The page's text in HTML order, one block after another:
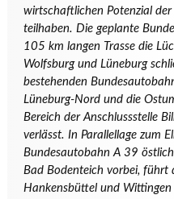
wirtschaftlichen Potenzial der
teilhaben. Die geplante
105 km langen Trasse die
Wolfsburg und Lüneburg
bestehenden
Lüneburg-Nord und die
Bereich der Anschlussstelle
verlässt. In Parallellage zum
Bundesautobahn A 39
Bad Bodenteich vorbei, führt
Hankensbüttel und